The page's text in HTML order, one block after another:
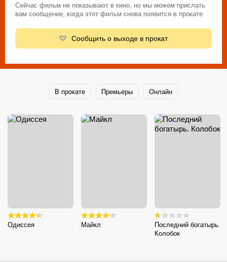
Сейчас фильм не показывают в кино, но мы можем прислать
вам сообщение, когда этот фильм снова появится в прокате
Сообщить о выходе в прокат
В прокате Премьеры Онлайн
Одиссея Майкл
Последний богатырь.
Колобок